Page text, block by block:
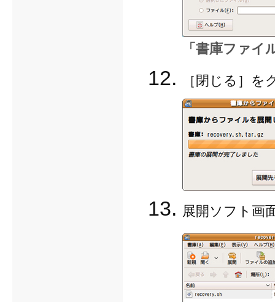
「書庫ファ
［閉じる］を
展開ソフト画